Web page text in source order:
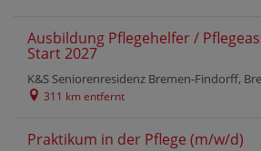
Ausbildung Pflegehelfer /
Start 2027
K&S Seniorenresidenz Bremen-Findorff,
311 km entfernt
Praktikum in der Pflege (m/w/d)